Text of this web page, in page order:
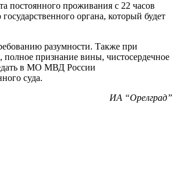
постоянного проживания с 22 часов
органа, который будет
разумности. Также при
полное признание вины, чистосердечное
в МО МВД России
суда.
ИА “Орелград”